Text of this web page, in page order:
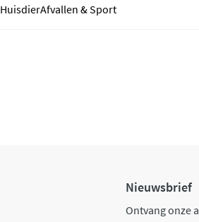
HuisdierAfvallen & Sport
Nieuwsbrief
Ontvang onze